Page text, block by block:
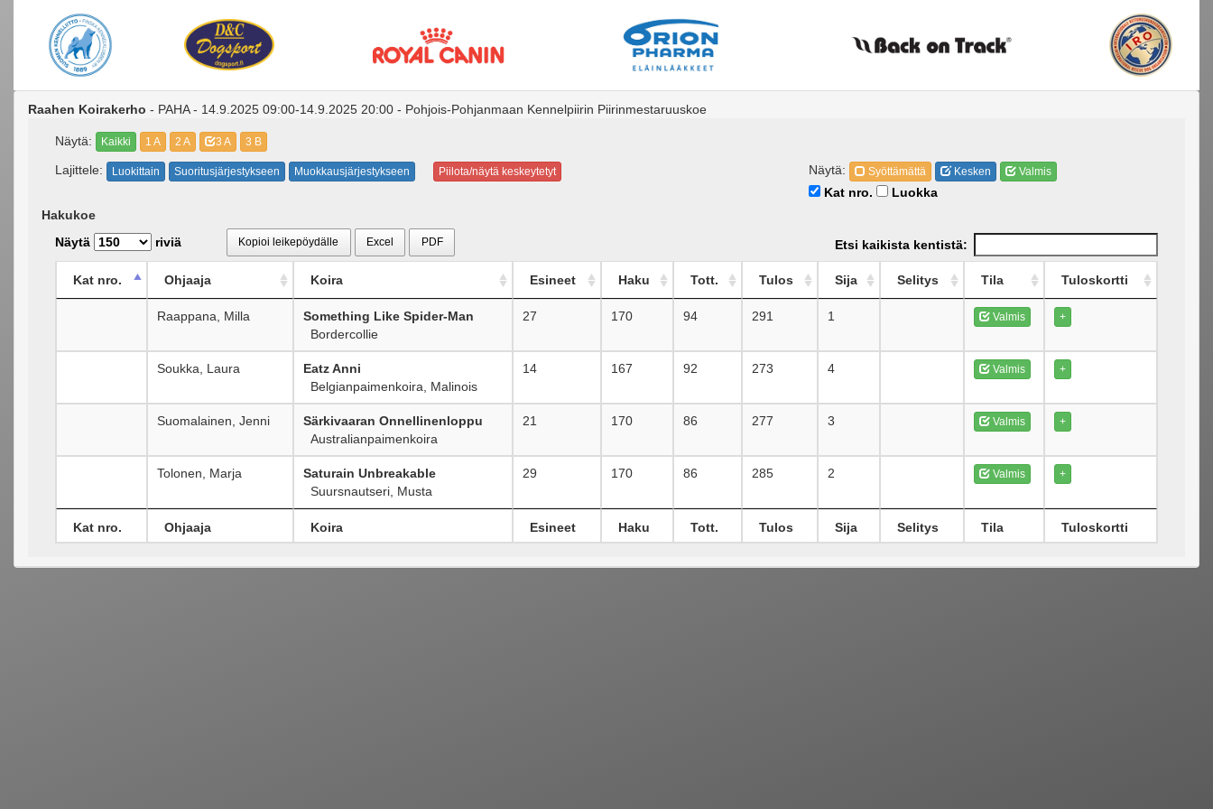
Raahen Koirakerho - PAHA - 14.9.2025 09:00-14.9.2025 20:00 - Pohjois-Pohjanmaan Kennelpiirin Piirinmestaruuskoe
Näytä: Kaikki 1 A 2 A 3 A 3 B
Lajittele: Luokittain Suoritusjärjestykseen Muokkausjärjestykseen Piilota/näytä keskeytetyt Näytä: Syöttämättä Kesken Valmis
Kat nro.
Luokka
Hakukoe
Näytä
riviä Kopioi leikepöydälle Excel PDF Etsi kaikista kentistä:
Kat nro. Ohjaaja Koira Esineet Haku Tott. Tulos Sija Selitys Tila Tuloskortti
Raappana, Milla
Something Like Spider-Man
Bordercollie
27 170 94 291 1 Valmis +
Soukka, Laura
Eatz Anni
Belgianpaimenkoira, Malinois
14 167 92 273 4 Valmis +
Suomalainen, Jenni
Särkivaaran Onnellinenloppu
Australianpaimenkoira
21 170 86 277 3 Valmis +
Tolonen, Marja
Saturain Unbreakable
Suursnautseri, Musta
29 170 86 285 2 Valmis +
Kat nro. Ohjaaja Koira Esineet Haku Tott. Tulos Sija Selitys Tila Tuloskortti